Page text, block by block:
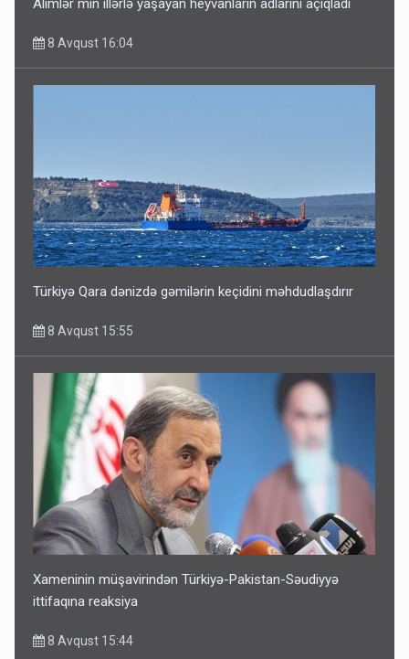
Alimlər min illərlə yaşayan heyvanların adlarını açıqladı
8 Avqust 16:04
Türkiyə Qara dənizdə gəmilərin keçidini məhdudlaşdırır
8 Avqust 15:55
Xameninin müşavirindən Türkiyə-Pakistan-Səudiyyə
ittifaqına reaksiya
8 Avqust 15:44